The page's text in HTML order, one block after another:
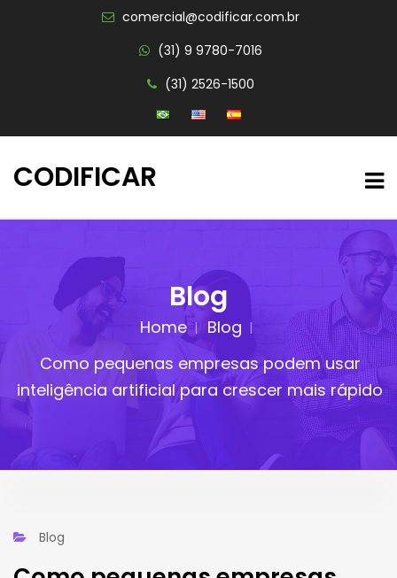
comercial@codificar.com.br
(31) 9 9780-7016
(31) 2526-1500
CODIFICAR
Blog
Home
Blog
Como pequenas empresas podem usar
inteligência artificial para crescer mais rápido
Blog